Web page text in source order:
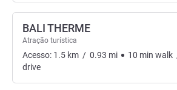
BALI THERME
Atração turística
Acesso: 1.5 km / 0.93 mi 10 min walk
drive